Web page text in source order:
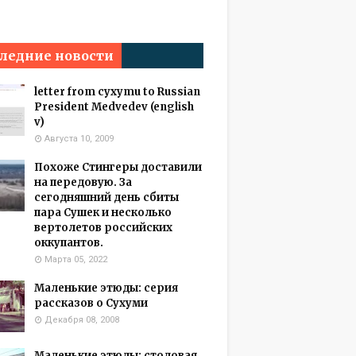
новости
letter from cyxymu to Russian
President Medvedev (english
v)
Августа 10, 2009
Похоже Стингеры доставили
на передовую. За
сегодняшний день сбиты
пара Сушек и несколько
вертолетов российских
оккупантов.
Марта 05, 2022
Маленькие этюды: серия
рассказов о Сухуми
Декабря 08, 2008